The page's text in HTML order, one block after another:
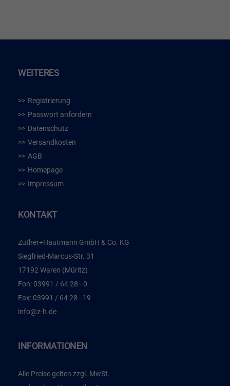
WEITERES
Registrierung
Passwort anfordern
Datenschutz
Versandkosten
AGB
Homepage
Impressum
KONTAKT
Zuther+Hautmann GmbH & Co. KG
Siegfried-Marcus-Str. 31
17192 Waren (Müritz)
Fon: 03991 / 64 28 - 0
Fax: 03991 / 64 28 - 19
info@z-h.de
INFORMATIONEN
Alle Preise gelten zzgl. MwSt.